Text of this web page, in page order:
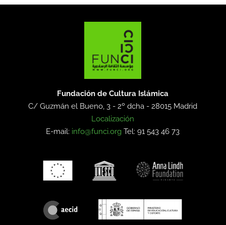
Fundación de Cultura Islámica
C/ Guzmán el Bueno, 3 - 2º dcha -28015 Madrid
Localización
E-mail: info@funci.org Tel: 91 543 46 73